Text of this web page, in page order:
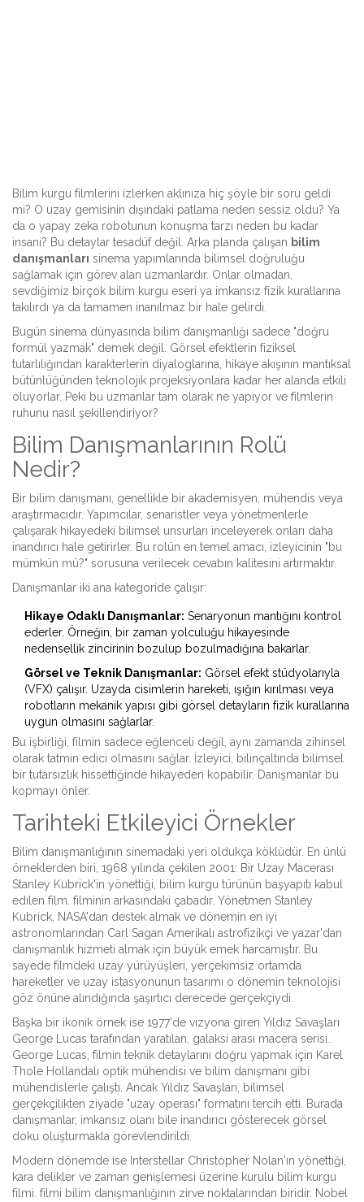
Bilim kurgu filmlerini izlerken aklınıza hiç şöyle bir soru geldi
mi? O uzay gemisinin dışındaki patlama neden sessiz oldu? Ya
da o yapay zeka robotunun konuşma tarzı neden bu kadar
insani? Bu detaylar tesadüf değil. Arka planda çalışan bilim
danışmanları sinema yapımlarında bilimsel doğruluğu
sağlamak için görev alan uzmanlardır. Onlar olmadan,
sevdiğimiz birçok bilim kurgu eseri ya imkansız fizik kurallarına
takılırdı ya da tamamen inanılmaz bir hale gelirdi.
Bugün sinema dünyasında bilim danışmanlığı sadece "doğru
formül yazmak" demek değil. Görsel efektlerin fiziksel
tutarlılığından karakterlerin diyaloglarına, hikaye akışının mantıksal
bütünlüğünden teknolojik projeksiyonlara kadar her alanda etkili
oluyorlar. Peki bu uzmanlar tam olarak ne yapıyor ve filmlerin
ruhunu nasıl şekillendiriyor?
Bilim Danışmanlarının Rolü
Nedir?
Bir bilim danışmanı, genellikle bir akademisyen, mühendis veya
araştırmacıdır. Yapımcılar, senaristler veya yönetmenlerle
çalışarak hikayedeki bilimsel unsurları inceleyerek onları daha
inandırıcı hale getirirler. Bu rolün en temel amacı, izleyicinin "bu
mümkün mü?" sorusuna verilecek cevabın kalitesini artırmaktır.
Danışmanlar iki ana kategoride çalışır:
Hikaye Odaklı Danışmanlar: Senaryonun mantığını kontrol
ederler. Örneğin, bir zaman yolculuğu hikayesinde
nedensellik zincirinin bozulup bozulmadığına bakarlar.
Görsel ve Teknik Danışmanlar: Görsel efekt stüdyolarıyla
(VFX) çalışır. Uzayda cisimlerin hareketi, ışığın kırılması veya
robotların mekanik yapısı gibi görsel detayların fizik kurallarına
uygun olmasını sağlarlar.
Bu işbirliği, filmin sadece eğlenceli değil, aynı zamanda zihinsel
olarak tatmin edici olmasını sağlar. İzleyici, bilinçaltında bilimsel
bir tutarsızlık hissettiğinde hikayeden kopabilir. Danışmanlar bu
kopmayı önler.
Tarihteki Etkileyici Örnekler
Bilim danışmanlığının sinemadaki yeri oldukça köklüdür. En ünlü
örneklerden biri, 1968 yılında çekilen 2001: Bir Uzay Macerası
Stanley Kubrick'in yönettiği, bilim kurgu türünün başyapıtı kabul
edilen film filminin arkasındaki çabadır. Yönetmen Stanley
Kubrick, NASA'dan destek almak ve dönemin en iyi
astronomlarından Carl Sagan Amerikalı astrofizikçi ve yazar'dan
danışmanlık hizmeti almak için büyük emek harcamıştır. Bu
sayede filmdeki uzay yürüyüşleri, yerçekimsiz ortamda
hareketler ve uzay istasyonunun tasarımı o dönemin teknolojisi
göz önüne alındığında şaşırtıcı derecede gerçekçiydi.
Başka bir ikonik örnek ise 1977'de vizyona giren Yıldız Savaşları
George Lucas tarafından yaratılan, galaksi arası macera serisi
George Lucas, filmin teknik detaylarını doğru yapmak için Karel
Thole Hollandalı optik mühendisi ve bilim danışmanı gibi
mühendislerle çalıştı. Ancak Yıldız Savaşları, bilimsel
gerçekçilikten ziyade "uzay operası" formatını tercih etti. Burada
danışmanlar, imkansız olanı bile inandırıcı gösterecek görsel
doku oluşturmakla görevlendirildi.
Modern dönemde ise Interstellar Christopher Nolan'ın yönettiği,
kara delikler ve zaman genişlemesi üzerine kurulu bilim kurgu
filmi filmi bilim danışmanlığının zirve noktalarından biridir. Nobel